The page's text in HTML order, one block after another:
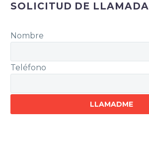
SOLICITUD DE LLAMADA
Nombre
Teléfono
favor,